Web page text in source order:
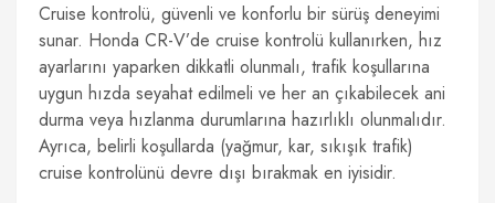
Cruise kontrolü, güvenli ve konforlu bir sürüş deneyimi
sunar. Honda CR-V’de cruise kontrolü kullanırken, hız
ayarlarını yaparken dikkatli olunmalı, trafik koşullarına
uygun hızda seyahat edilmeli ve her an çıkabilecek ani
durma veya hızlanma durumlarına hazırlıklı olunmalıdır.
Ayrıca, belirli koşullarda (yağmur, kar, sıkışık trafik)
cruise kontrolünü devre dışı bırakmak en iyisidir.